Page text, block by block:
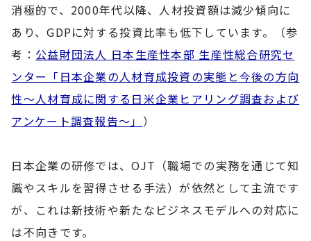
消極的で、2000年代以降、人材投資額は減少傾向に
あり、GDPに対する投資比率も低下しています。（参
考： 公益財団法人 日本生産性本部 生産性総合研究セ
ンター「日本企業の人材育成投資の実態と今後の方向
性～人材育成に関する日米企業ヒアリング調査および
アンケート調査報告～」 ）
日本企業の研修では、OJT（職場での実務を通じて知
識やスキルを習得させる手法）が依然として主流です
が、これは新技術や新たなビジネスモデルへの対応に
は不向きです。